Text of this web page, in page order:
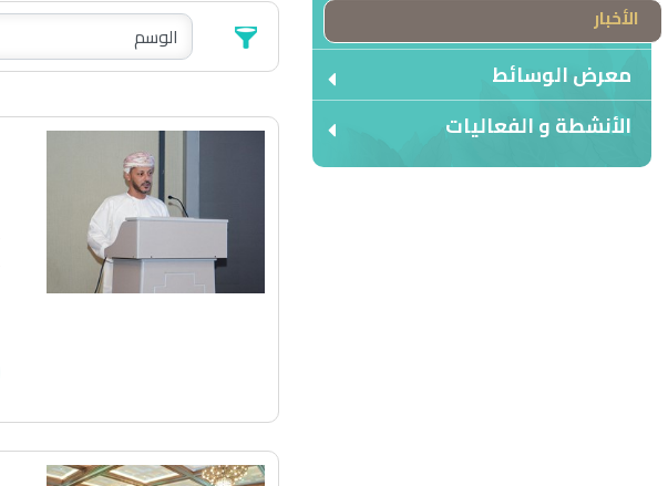
الأخبار
معرض الوسائط
الأنشطة و الفعاليات